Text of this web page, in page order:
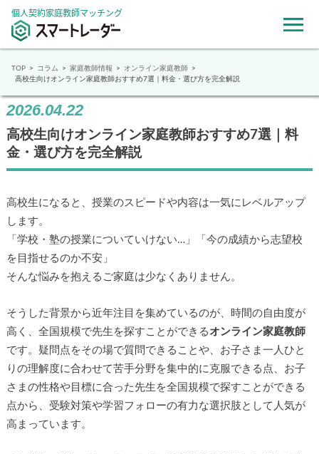
個人契約家庭教師マッチング
TOP コラム 家庭教師情報
オンライン家庭教師
高校生向けオンライン家庭教師おすすめ7選｜料金・選び方を完全解説
2026.04.22
高校生向けオンライン家庭教師おすすめ7選｜料
金・選び方を完全解説
高校生になると、授業のスピードや内容は一気にレベルアップ
します。
「学校・塾の授業についていけない…」「今の成績から志望校
を目指せるのか不安」
そんな悩みを抱えるご家庭は少なくありません。
そうした背景から近年注目を集めているのが、時間の自由度が
高く、全国規模で先生を探すことができる オンライン家庭教師
です。疑問点をその場で質問できることや、お子さま一人ひと
りの理解度に合わせて苦手分野を集中的に克服できる点、お子
さまの性格や目標に合った先生を全国規模で探すことができる
点から、受験対策や学習フォローの有力な選択肢として人気が
高まっています。